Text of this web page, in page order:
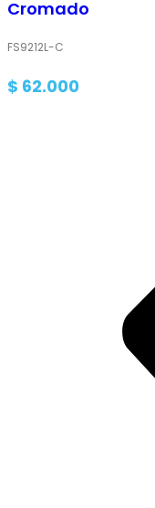
Cromado
FS9212L-C
$ 62.000